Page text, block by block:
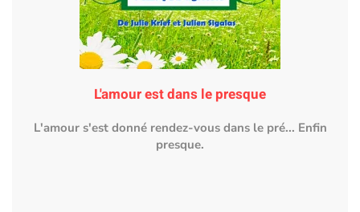
L'amour est dans le presque
L'amour s'est donné rendez-vous dans le pré... Enfin
presque.